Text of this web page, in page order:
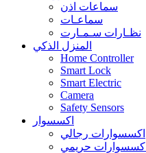
سماعات اذن
سماعـات
نظـارات سـمـارت
المنزل الذكي
Home Controller
Smart Lock
Smart Electric
Camera
Safety Sensors
اكسسوار
اكسسوارات رجالي
اكسسوارات حريمي